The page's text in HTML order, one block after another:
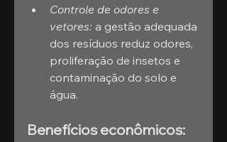
Controle de odores e
vetores: a gestão adequada
dos resíduos reduz odores,
proliferação de insetos e
contaminação do solo e
água.
Benefícios econômicos: